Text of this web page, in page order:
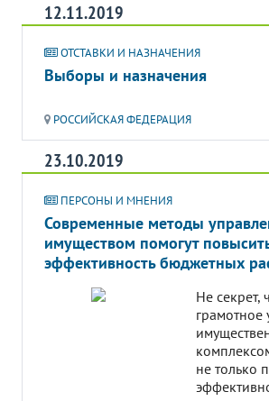
12.11.2019
ОТСТАВКИ И НАЗНАЧЕНИЯ
Выборы и назначения
РОССИЙСКАЯ ФЕДЕРАЦИЯ
23.10.2019
ПЕРСОНЫ И МНЕНИЯ
Современные методы
имуществом помогут
эффективность бюджетных
Не секрет,
грамотное
не только